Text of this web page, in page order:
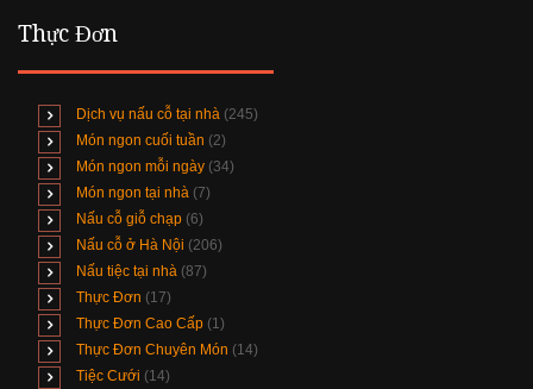
Thực Đơn
Dịch vụ nấu cỗ tại nhà (245)
Món ngon cuối tuần (2)
Món ngon mỗi ngày (34)
Món ngon tại nhà (7)
Nấu cỗ giỗ chạp (6)
Nấu cỗ ở Hà Nội (206)
Nấu tiệc tại nhà (87)
Thực Đơn (17)
Thực Đơn Cao Cấp (1)
Thực Đơn Chuyên Món (14)
Tiệc Cưới (14)